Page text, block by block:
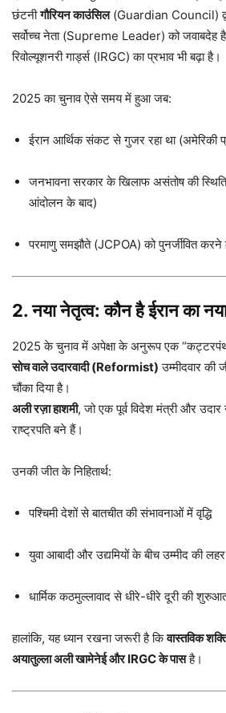
छंटनीगौरियन काउंसिल(Guardian Council)
सर्वोच्च नेता (Supreme Leader) को जवाबदेह
रिवोल्यूशनरी गार्ड्स (IRGC) का प्रभाव भी बढ़ा है।
2025 का चुनाव ऐसे समय में हुआ जब:
ईरान आर्थिक संकट से गुजर रहा था (अमेरिकी
जनभावना सरकार के खिलाफ असंतोष की
आंदोलन के बाद)
परमाणु समझौते (JCPOA) को पुनर्जीवित
2. नया नेतृत्व: कौन है ईरान का नया
2025 के चुनाव में अपेक्षा के अनुरूप एक
सोच वाले उदारवादी (Reformist) उम्मीदवार की
चौंका दिया है।
अली रज़ा हाशमी, जो एक पूर्व विदेश मंत्री और
राष्ट्रपति बने हैं।
उनकी जीत के निहितार्थ:
पश्चिमी देशों से बातचीत की संभावनाओं में वृद्धि
युवा आबादी और उद्यमियों के बीच उम्मीद की लहर
धार्मिक कठमुल्लावाद से धीरे-धीरे दूरी की
हालांकि, यह ध्यान रखना जरूरी है किवास्तविक
अयातुल्ला अली खामेनेई और IRGC के पासहै।